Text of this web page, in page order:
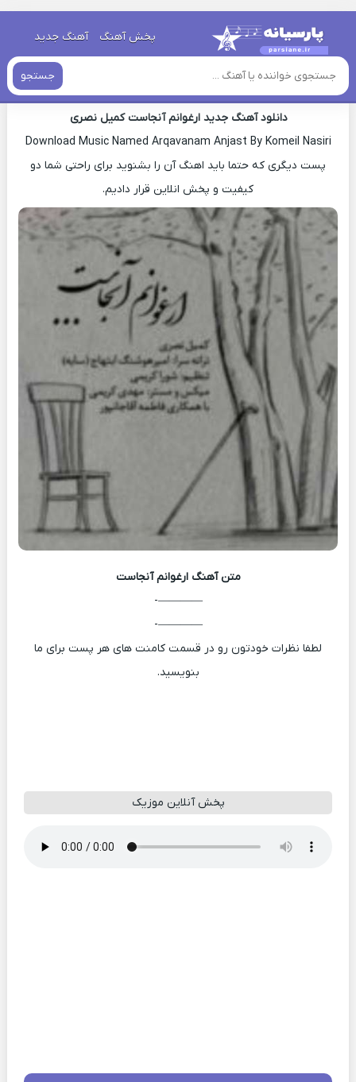
پخش آهنگ آهنگ جدید
جستجو
خانه » دانلود آهنگ جدید
اهنگ کمیل نصری ارغوانم آنجاست جدید
دانلود آهنگ جدید ارغوانم آنجاست کمیل نصری
Download Music Named Arqavanam Anjast By Komeil Nasiri
پست دیگری که حتما باید اهنگ آن را بشنوید برای راحتی شما دو
کیفیت و پخش انلاین قرار دادیم.
متن آهنگ ارغوانم آنجاست
————-
————-
لطفا نظرات خودتون رو در قسمت کامنت های هر پست برای ما
بنویسید.
پخش آنلاین موزیک